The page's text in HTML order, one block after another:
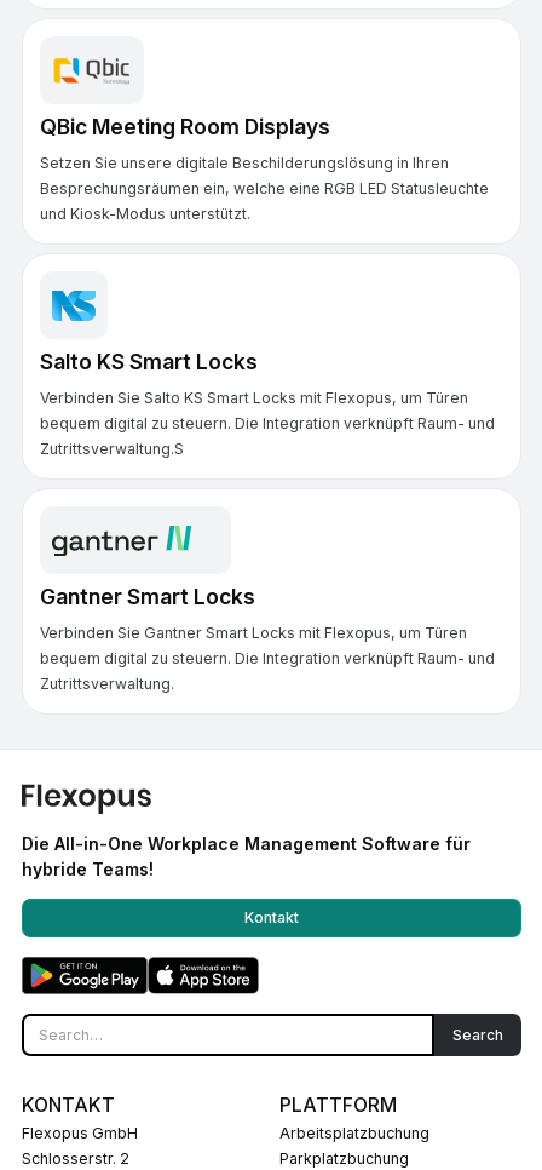
QBic Meeting Room Displays
Setzen Sie unsere digitale Beschilderungslösung in Ihren
Besprechungsräumen ein, welche eine RGB LED Statusleuchte
und Kiosk-Modus unterstützt.
Salto KS Smart Locks
Verbinden Sie Salto KS Smart Locks mit Flexopus, um Türen
bequem digital zu steuern. Die Integration verknüpft Raum- und
Zutrittsverwaltung.S
Gantner Smart Locks
Verbinden Sie Gantner Smart Locks mit Flexopus, um Türen
bequem digital zu steuern. Die Integration verknüpft Raum- und
Zutrittsverwaltung.
Die All-in-One Workplace Management Software für
hybride Teams!
Kontakt
KONTAKT
Flexopus GmbH
Schlosserstr. 2
PLATTFORM
Arbeitsplatzbuchung
Parkplatzbuchung